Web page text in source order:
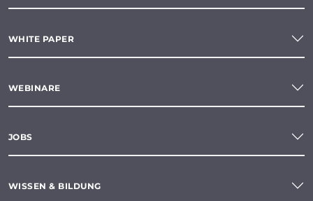
WHITE PAPER
WEBINARE
JOBS
WISSEN & BILDUNG